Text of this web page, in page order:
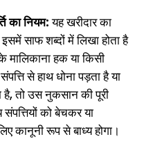
का नियम:यह खरीदार का
साफ शब्दों में लिखा होता है
मालिकाना हक या किसी
से हाथ धोना पड़ता है या
तो उस नुकसान की पूरी
को बेचकर या
कानूनी रूप से बाध्य होगा।